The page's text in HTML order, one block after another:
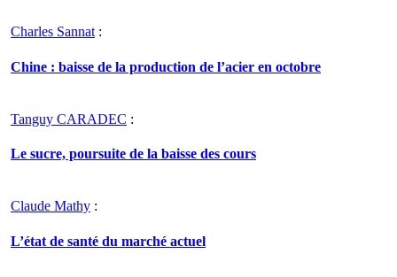
Charles Sannat :
Chine : baisse de la production de l’acier en octobre
Tanguy CARADEC :
Le sucre, poursuite de la baisse des cours
Claude Mathy :
L’état de santé du marché actuel